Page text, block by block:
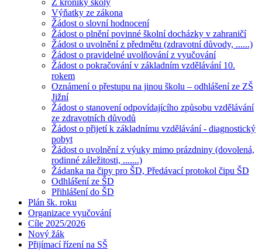
Z kroniky školy
Výňatky ze zákona
Žádost o slovní hodnocení
Žádost o plnění povinné školní docházky v zahraničí
Žádost o uvolnění z předmětu (zdravotní důvody, ......)
Žádost o pravidelné uvolňování z vyučování
Žádost o pokračování v základním vzdělávání 10.
rokem
Oznámení o přestupu na jinou školu – odhlášení ze ZŠ
Jižní
Žádost o stanovení odpovídajícího způsobu vzdělávání
ze zdravotních důvodů
Žádost o přijetí k základnímu vzdělávání - diagnostický
pobyt
Žádost o uvolnění z výuky mimo prázdniny (dovolená,
rodinné záležitosti, .......)
Žádanka na čipy pro ŠD, Předávací protokol čipu ŠD
Odhlášení ze ŠD
Přihlášení do ŠD
Plán šk. roku
Organizace vyučování
Cíle 2025/2026
Nový žák
Přijímací řízení na SŠ